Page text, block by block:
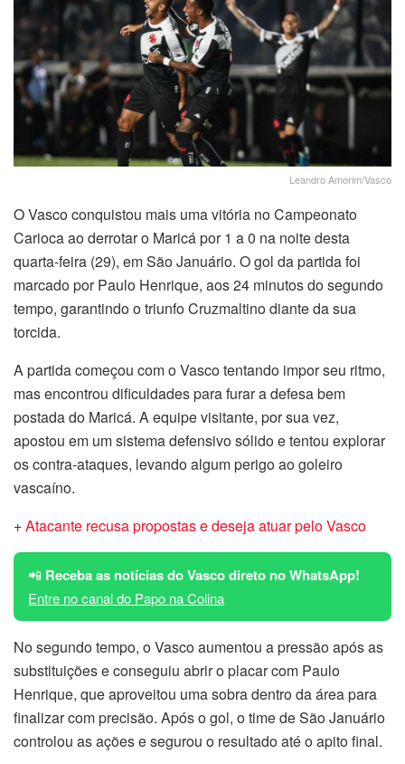
Leandro Amorim/Vasco
O Vasco conquistou mais uma vitória no Campeonato
Carioca ao derrotar o Maricá por 1 a 0 na noite desta
quarta-feira (29), em São Januário. O gol da partida foi
marcado por Paulo Henrique, aos 24 minutos do segundo
tempo, garantindo o triunfo Cruzmaltino diante da sua
torcida.
A partida começou com o Vasco tentando impor seu ritmo,
mas encontrou dificuldades para furar a defesa bem
postada do Maricá. A equipe visitante, por sua vez,
apostou em um sistema defensivo sólido e tentou explorar
os contra-ataques, levando algum perigo ao goleiro
vascaíno.
+Atacante recusa propostas e deseja atuar pelo Vasco
📲 Receba as notícias do Vasco direto no WhatsApp!
Entre no canal do Papo na Colina
No segundo tempo, o Vasco aumentou a pressão após as
substituições e conseguiu abrir o placar com Paulo
Henrique, que aproveitou uma sobra dentro da área para
finalizar com precisão. Após o gol, o time de São Januário
controlou as ações e segurou o resultado até o apito final.